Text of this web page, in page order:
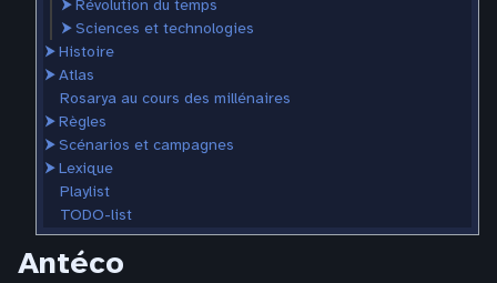
⮞Révolution du temps
⮞Sciences et technologies
⮞Histoire
⮞Atlas
Rosarya au cours des millénaires
⮞Règles
⮞Scénarios et campagnes
⮞Lexique
Playlist
TODO-list
Antéco